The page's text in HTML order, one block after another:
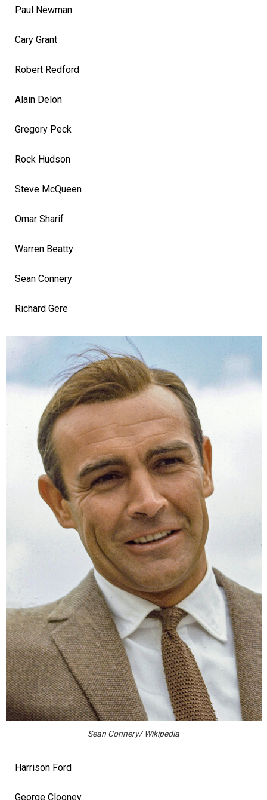
Paul Newman
Cary Grant
Robert Redford
Alain Delon
Gregory Peck
Rock Hudson
Steve McQueen
Omar Sharif
Warren Beatty
Sean Connery
Richard Gere
Sean Connery/ Wikipedia
Harrison Ford
George Clooney